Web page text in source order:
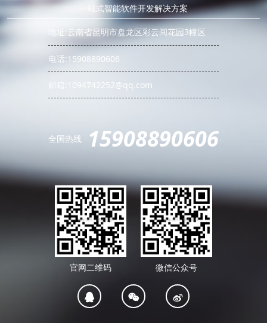
一站式智能软件开发解决方案
地址:云南省昆明市盘龙区彩云间花园3幢区
电话:15908890606
邮箱:1094742252@qq.com
全国热线 15908890606
官网二维码 微信公众号